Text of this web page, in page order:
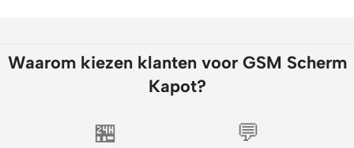
Waarom kiezen klanten voor GSM Scherm
Kapot?
🏪 💬